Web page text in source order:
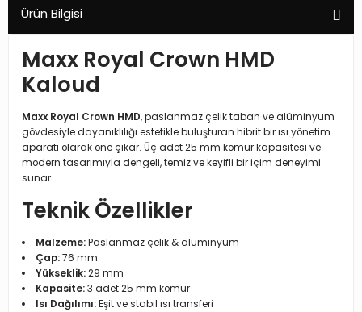
Ürün Bilgisi
Maxx Royal Crown HMD
Kaloud
Maxx Royal Crown HMD, paslanmaz çelik taban ve alüminyum
gövdesiyle dayanıklılığı estetikle buluşturan hibrit bir ısı yönetim
aparatı olarak öne çıkar. Üç adet 25 mm kömür kapasitesi ve
modern tasarımıyla dengeli, temiz ve keyifli bir içim deneyimi
sunar.
Teknik Özellikler
Malzeme:Paslanmaz çelik & alüminyum
Çap:76 mm
Yükseklik:29 mm
Kapasite:3 adet 25 mm kömür
Isı Dağılımı:Eşit ve stabil ısı transferi